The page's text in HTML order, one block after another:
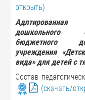
открыть)
Адптированная
дошкольного
бюджетного
учреждения «
вида»для детей с
Состав
(скачать/